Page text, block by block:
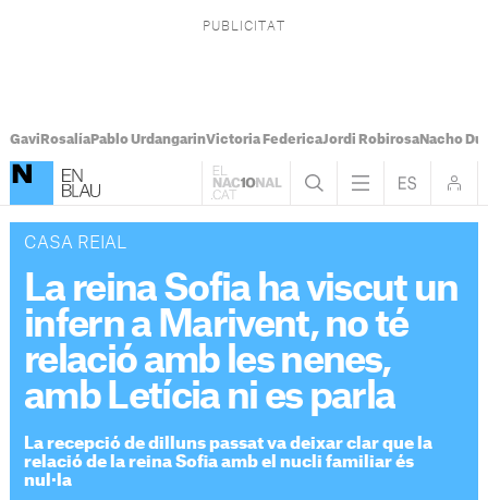
Gavi RosalíaPablo UrdangarinVictoria FedericaJordi RobirosaNacho
CASA REIAL
La reina Sofia ha viscut un
infern a Marivent, no té
relació amb les nenes,
amb Letícia ni es parla
La recepció de dilluns passat va deixar clar que la
relació de la reina Sofia amb el nucli familiar és
nul·la